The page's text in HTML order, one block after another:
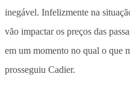
inegável. Infelizmente na
vão impactar os preços das
em um momento no qual o que
prosseguiu Cadier.